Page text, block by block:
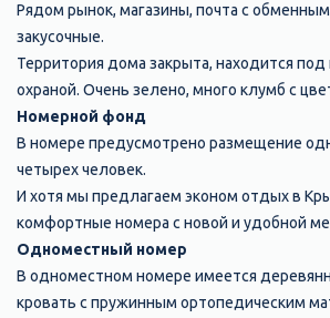
Рядом рынок, магазины, почта с
закусочные.
Территория дома закрыта, находится под
охраной. Очень зелено, много клумб с
Номерной фонд
В номере предусмотрено размещение
четырех человек.
И хотя мы предлагаем эконом отдых в
комфортные номера с новой и удобной
Одноместный номер
В одноместном номере имеется
кровать с пружинным ортопедическим